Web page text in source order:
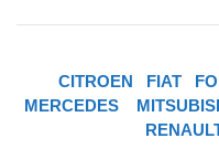
CITROEN FIAT
MERCEDES